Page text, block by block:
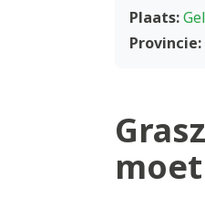
Plaats:
Provincie: